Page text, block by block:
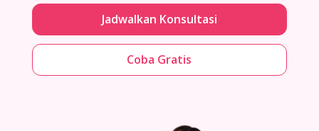
Jadwalkan Konsultasi
Coba Gratis